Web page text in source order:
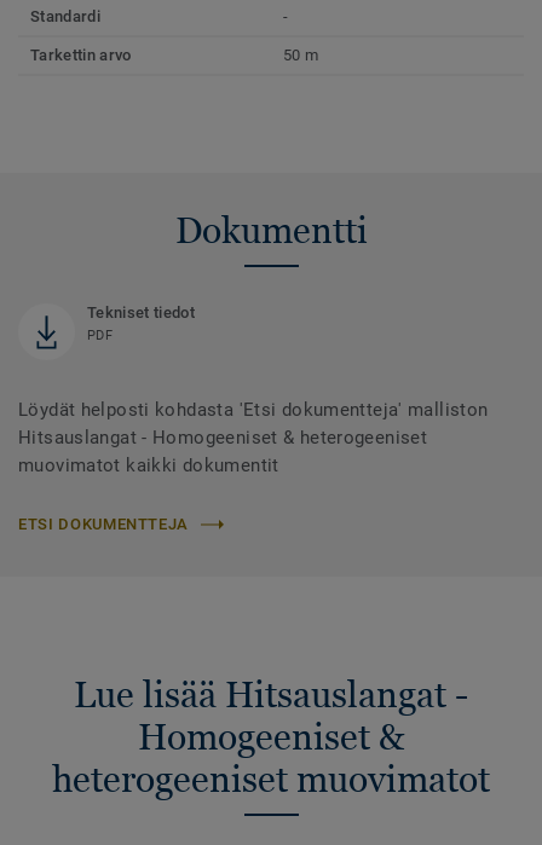
Standardi
-
Tarkettin arvo 50 m
Dokumentti
Tekniset tiedot
PDF
Löydät helposti kohdasta 'Etsi dokumentteja' malliston
Hitsauslangat - Homogeeniset & heterogeeniset
muovimatot kaikki dokumentit
ETSI DOKUMENTTEJA
Lue lisää Hitsauslangat -
Homogeeniset &
heterogeeniset muovimatot